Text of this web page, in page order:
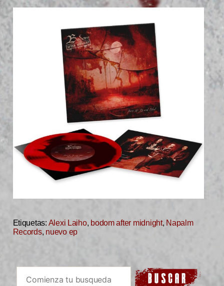
Etiquetas: Alexi Laiho, bodom after midnight, Napalm
Records, nuevo ep